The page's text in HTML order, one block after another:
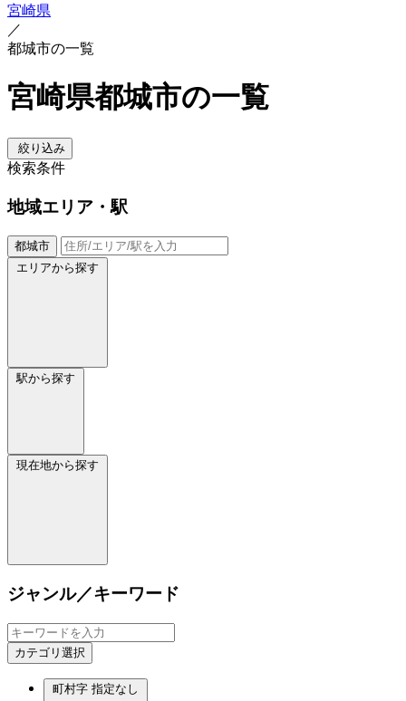
宮崎県
／
都城市の一覧
宮崎県都城市の一覧
絞り込み
検索条件
地域エリア・駅
都城市
エリアから探す
駅から探す
現在地から探す
ジャンル／キーワード
カテゴリ選択
町村字 指定なし